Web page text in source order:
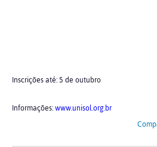
Inscrições até: 5 de outubro
Informações:www.unisol.org.br